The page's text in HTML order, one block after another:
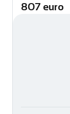
807 euro